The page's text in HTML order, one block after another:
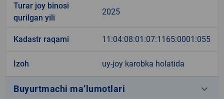
Turar joy binosi
qurilgan yili
2025
Kadastr raqami 11:04:08:01:07:1165:0001:055
Izoh uy-joy karobka holatida
Buyurtmachi ma’lumotlari keyboard_arrow_down